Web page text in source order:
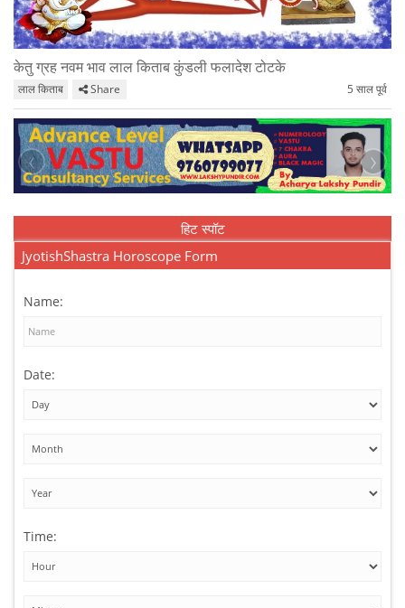
केतु ग्रह नवम भाव लाल किताब कुंडली फलादेश टोटके
लाल किताब Share 5 साल पूर्व
‹ ›
हिट स्पॉट
JyotishShastra Horoscope Form
Name:
Date:
Time: